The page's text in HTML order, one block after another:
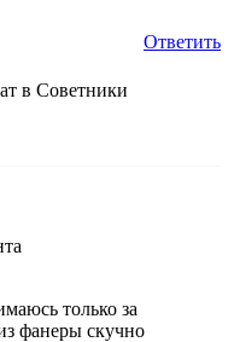
Ответить
в Советники
только за
фанеры скучно